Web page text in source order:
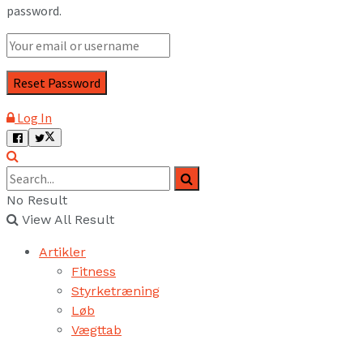
password.
Log In
No Result
View All Result
Artikler
Fitness
Styrketræning
Løb
Vægttab